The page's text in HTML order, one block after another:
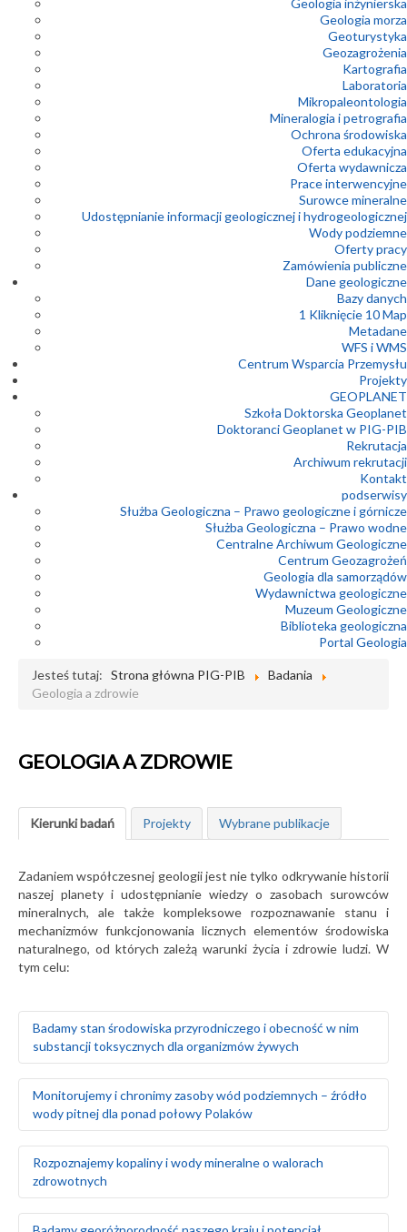
Geologia inżynierska
Geologia morza
Geoturystyka
Geozagrożenia
Kartografia
Laboratoria
Mikropaleontologia
Mineralogia i petrografia
Ochrona środowiska
Oferta edukacyjna
Oferta wydawnicza
Prace interwencyjne
Surowce mineralne
Udostępnianie informacji geologicznej i hydrogeologicznej
Wody podziemne
Oferty pracy
Zamówienia publiczne
Dane geologiczne
Bazy danych
1 Kliknięcie 10 Map
Metadane
WFS i WMS
Centrum Wsparcia Przemysłu
Projekty
GEOPLANET
Szkoła Doktorska Geoplanet
Doktoranci Geoplanet w PIG-PIB
Rekrutacja
Archiwum rekrutacji
Kontakt
podserwisy
Służba Geologiczna – Prawo geologiczne i górnicze
Służba Geologiczna – Prawo wodne
Centralne Archiwum Geologiczne
Centrum Geozagrożeń
Geologia dla samorządów
Wydawnictwa geologiczne
Muzeum Geologiczne
Biblioteka geologiczna
Portal Geologia
Jesteś tutaj: Strona główna PIG-PIB
Badania
Geologia a zdrowie
GEOLOGIA A ZDROWIE
Kierunki badań Projekty Wybrane publikacje
Zadaniem współczesnej geologii jest nie tylko odkrywanie historii
naszej planety i udostępnianie wiedzy o zasobach surowców
mineralnych, ale także kompleksowe rozpoznawanie stanu i
mechanizmów funkcjonowania licznych elementów środowiska
naturalnego, od których zależą warunki życia i zdrowie ludzi. W
tym celu:
Badamy stan środowiska przyrodniczego i obecność w nim
substancji toksycznych dla organizmów żywych
skażenie w wyniku działalności człowieka
Prowadzimy badania geochemiczne wód
powierzchniowych, gleb i gruntów oraz osadów
wodnych rzek i jezior
Monitorujemy środowisko gruntowo-wodne w rejonie
obiektów stwarzających zagrożenie dla środowiska
naturalnego, takich jak: zakłady przemysłowe, magazyny
paliw, lotniska, bazy transportowe, jednostki wojskowe
Monitorujemy i chronimy zasoby wód podziemnych – źródło
wody pitnej dla ponad połowy Polaków
podziemnych na obszarze całego kraju
Szacujemy stopień wykorzystania zasobów wód
podziemnych – określamy rezerwy i wyznaczamy obszary
deficytowe
Rozpoznajemy kopaliny i wody mineralne o walorach
zdrowotnych